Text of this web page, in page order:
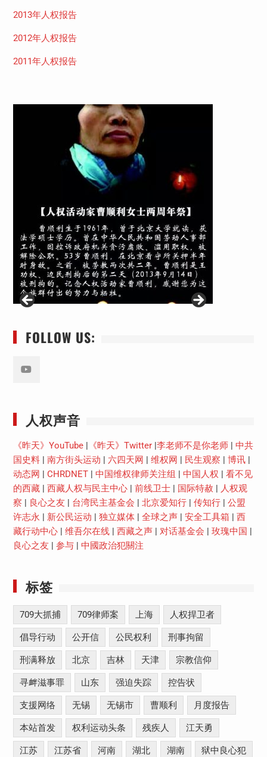
2013年人权报告
2012年人权报告
2011年人权报告
FOLLOW US:
人权声音
《昨天》YouTube| 《昨天》Twitter|李老师不是你老师| 中共
国史料| 南方街头运动 | 六四天网 | 维权网 | 民生观察 | 博讯|
动态网 | CHRDNET| 中国维权律师关注组 | 中国人权 | 看不见
的西藏| 西藏人权与民主中心| 前线卫士| 国际特赦 | 人权观
察 | 良心之友 | 台湾民主基金会 | 北京爱知行| 传知行| 公盟
许志永 | 新公民运动 | 独立媒体| 全球之声| 安全工具箱 | 西
藏行动中心| 维吾尔在线| 西藏之声| 对话基金会 | 玫瑰中国 |
良心之友 | 参与| 中國政治犯關注
标签
709大抓捕 709律师案 上海 人权捍卫者
倡导行动 公开信 公民权利 刑事拘留
刑满释放 北京 吉林 天津 宗教信仰
寻衅滋事罪 山东 强迫失踪 控告状
支援网络 无锡 无锡市 曹顺利 月度报告
本站首发 权利运动头条 残疾人 江天勇
江苏 江苏省 河南 湖北 湖南 狱中良心犯